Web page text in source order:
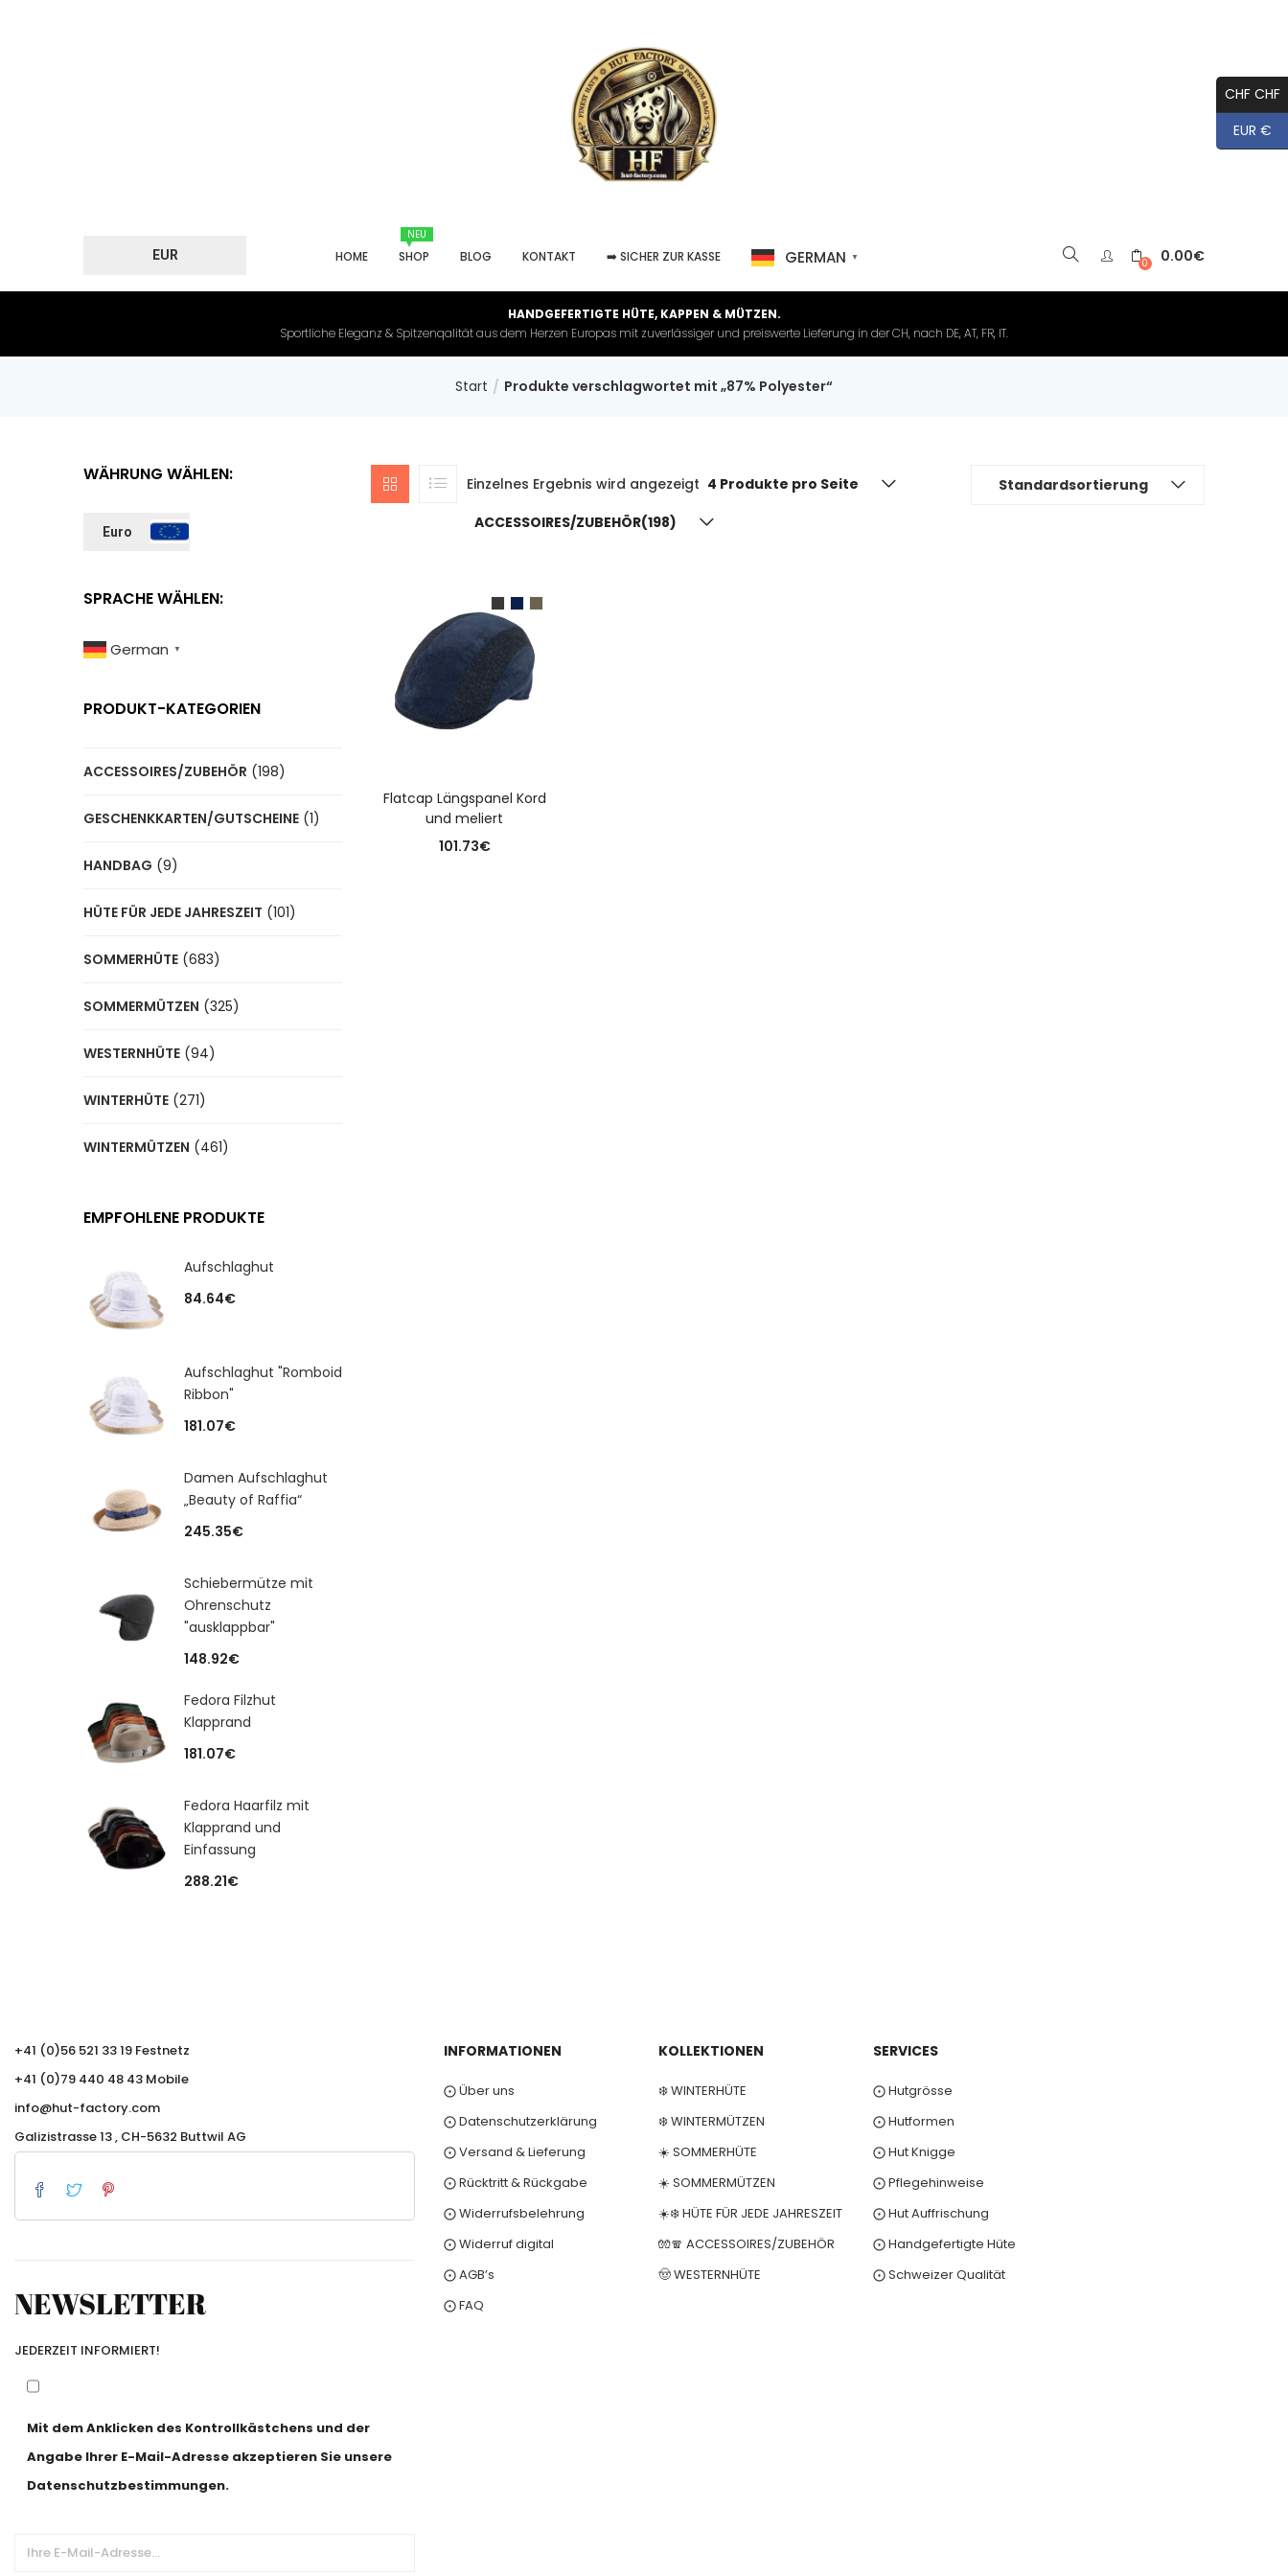
EUR HOME
NEU
SHOP BLOG KONTAKT ➡️ SICHER ZUR KASSE GERMAN ▼ 0 0.00€
HANDGEFERTIGTE HÜTE, KAPPEN & MÜTZEN.
Sportliche Eleganz & Spitzenqalität aus dem Herzen Europas mit zuverlässiger und preiswerte Lieferung in der CH, nach DE, AT, FR, IT.
Start Produkte verschlagwortet mit „87% Polyester“
Einzelnes Ergebnis wird angezeigt Standardsortierung
4 Produkte pro Seite
ACCESSOIRES/ZUBEHÖR(198)
Flatcap Längspanel Kord
und meliert
101.73€
WÄHRUNG WÄHLEN:
Euro
SPRACHE WÄHLEN:
German ▼
PRODUKT-KATEGORIEN
ACCESSOIRES/ZUBEHÖR (198)
GESCHENKKARTEN/GUTSCHEINE (1)
HANDBAG (9)
HÜTE FÜR JEDE JAHRESZEIT (101)
SOMMERHÜTE (683)
SOMMERMÜTZEN (325)
WESTERNHÜTE (94)
WINTERHÜTE (271)
WINTERMÜTZEN (461)
EMPFOHLENE PRODUKTE
Aufschlaghut
84.64€
Aufschlaghut "Romboid
Ribbon"
181.07€
Damen Aufschlaghut
„Beauty of Raffia“
245.35€
Schiebermütze mit
Ohrenschutz
"ausklappbar"
148.92€
Fedora Filzhut
Klapprand
181.07€
Fedora Haarfilz mit
Klapprand und
Einfassung
288.21€
+41 (0)56 521 33 19 Festnetz
+41 (0)79 440 48 43 Mobile
info@hut-factory.com
Galizistrasse 13 , CH-5632 Buttwil AG
NEWSLETTER
JEDERZEIT INFORMIERT!
Mit dem Anklicken des Kontrollkästchens und der
Angabe Ihrer E-Mail-Adresse akzeptieren Sie unsere
Datenschutzbestimmungen.
INFORMATIONEN
⨀ Über uns
⨀ Datenschutzerklärung
⨀ Versand & Lieferung
⨀ Rücktritt & Rückgabe
⨀ Widerrufsbelehrung
⨀ Widerruf digital
⨀ AGB’s
⨀ FAQ
KOLLEKTIONEN
❄️ WINTERHÜTE
❄️ WINTERMÜTZEN
☀️ SOMMERHÜTE
☀️ SOMMERMÜTZEN
☀️❄️ HÜTE FÜR JEDE JAHRESZEIT
🧤🧣 ACCESSOIRES/ZUBEHÖR
🤠 WESTERNHÜTE
SERVICES
⨀ Hutgrösse
⨀ Hutformen
⨀ Hut Knigge
⨀ Pflegehinweise
⨀ Hut Auffrischung
⨀ Handgefertigte Hüte
⨀ Schweizer Qualität
CHF CHF
EUR €